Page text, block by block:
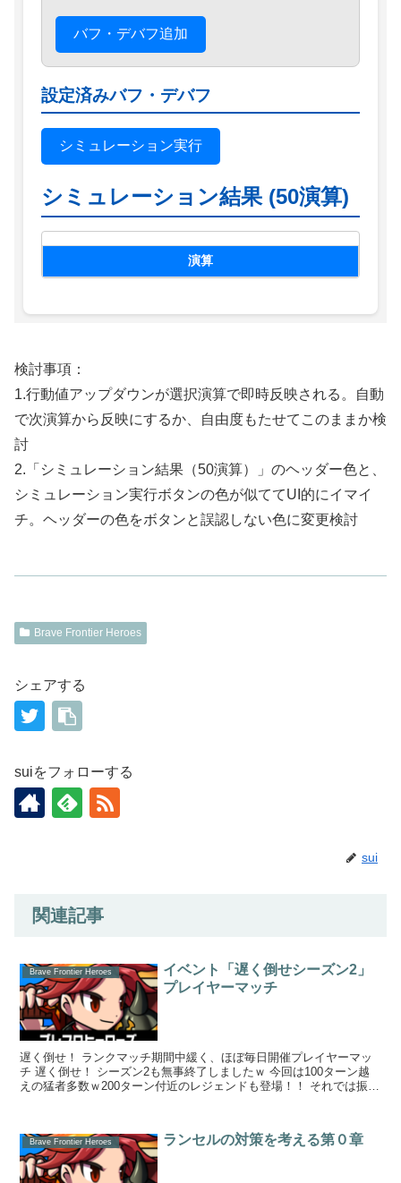
検討事項：
1.行動値アップダウンが選択演算で即時反映される。自動
で次演算から反映にするか、自由度もたせてこのままか検
討
2.「シミュレーション結果（50演算）」のヘッダー色と、
シミュレーション実行ボタンの色が似ててUI的にイマイ
チ。ヘッダーの色をボタンと誤認しない色に変更検討
Brave Frontier Heroes
シェアする
suiをフォローする
sui
関連記事
Brave Frontier Heroes
イベント「遅く倒せシーズン2」
プレイヤーマッチ
遅く倒せ！ ランクマッチ期間中緩く、ほぼ毎日開催プレイヤーマッ
チ 遅く倒せ！ シーズン2も無事終了しましたｗ 今回は100ターン越
えの猛者多数ｗ200ターン付近のレジェンドも登場！！ それでは振り
Brave Frontier Heroes ランセルの対策を考える第０章